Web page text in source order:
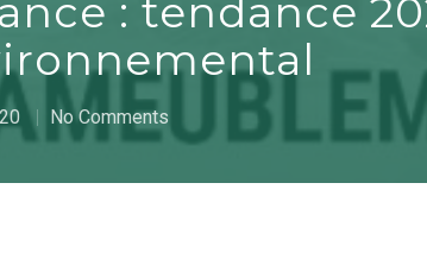
: tendance
No Comments